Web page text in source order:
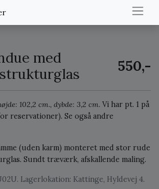
med
550,-
102,2 cm., dybde: 3,2 cm. Vi har pt. 1 på
reservationer). Se også andre
(uden karm) monteret med stor rude
Sundt træværk, afskallende maling.
Lagerlokation: Kattinge, Hyldevej 4.